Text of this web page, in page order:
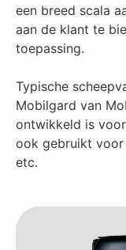
een breed scala
aan de klant te
toepassing.
Typische
Mobilgard van
ontwikkeld is
ook gebruikt voor
etc.